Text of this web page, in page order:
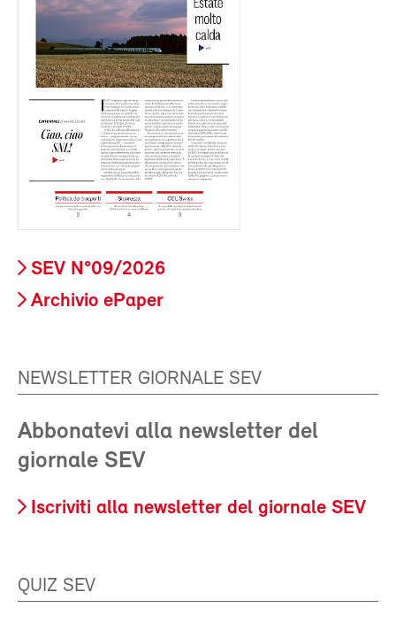
SEV N°09/2026
Archivio ePaper
NEWSLETTER GIORNALE SEV
Abbonatevi alla newsletter del
giornale SEV
Iscriviti alla newsletter del giornale SEV
QUIZ SEV